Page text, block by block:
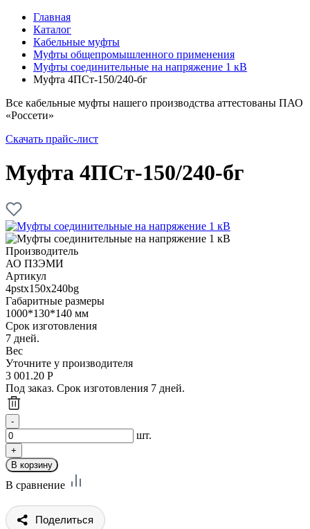
Главная
Каталог
Кабельные муфты
Муфты общепромышленного применения
Муфты соединительные на напряжение 1 кВ
Муфта 4ПСт-150/240-бг
Все кабельные муфты нашего производства аттестованы ПАО
«Россети»
Скачать прайс-лист
Муфта 4ПСт-150/240-бг
Производитель
АО ПЗЭМИ
Артикул
4pstx150x240bg
Габаритные размеры
1000*130*140 мм
Срок изготовления
7 дней.
Вес
Уточните у производителя
3 001.20 Р
Под заказ. Срок изготовления 7 дней.
шт.
В сравнение
Поделиться